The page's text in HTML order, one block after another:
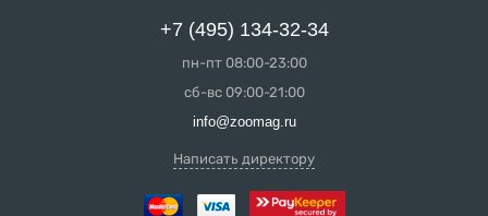
+7 (495) 134-32-34
пн-пт 08:00-23:00
сб-вс 09:00-21:00
info@zoomag.ru
Написать директору